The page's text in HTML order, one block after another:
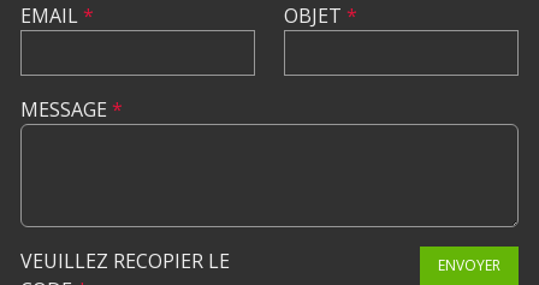
EMAIL* OBJET *
MESSAGE *
VEUILLEZ RECOPIER LE
ENVOYER